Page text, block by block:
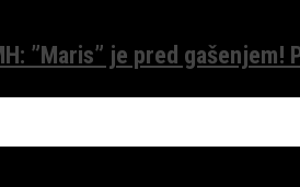
”Maris” je pred